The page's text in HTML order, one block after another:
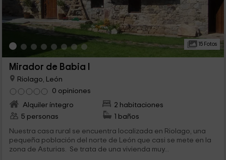
15 Fotos
Mirador de Babia I
Riolago, León
0 opiniones
Alquiler íntegro
2 habitaciones
5 personas
1 baños
Nuestra casa rural se encuentra localizada en Riolago, una
pequeña población del norte de León que casi se mete en la
zona de Asturias. Se trata de una vivienda muy...